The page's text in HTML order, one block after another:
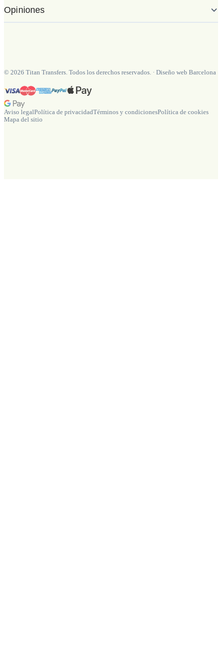
Opiniones
© 2026 Titan Transfers. Todos los derechos reservados. · Diseño web Barcelona
Aviso legalPolítica de privacidadTérminos y condicionesPolítica de cookies
Mapa del sitio